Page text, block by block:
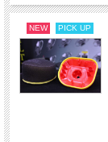
NEW PICK UP